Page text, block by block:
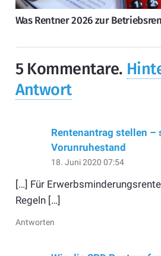
Was Rentner 2026 zur
5 Kommentare.
Antwort
Rentenantrag stellen –
Vorunruhestand
18. Juni 2020 07:54
[…] Für
Regeln […]
Antworten